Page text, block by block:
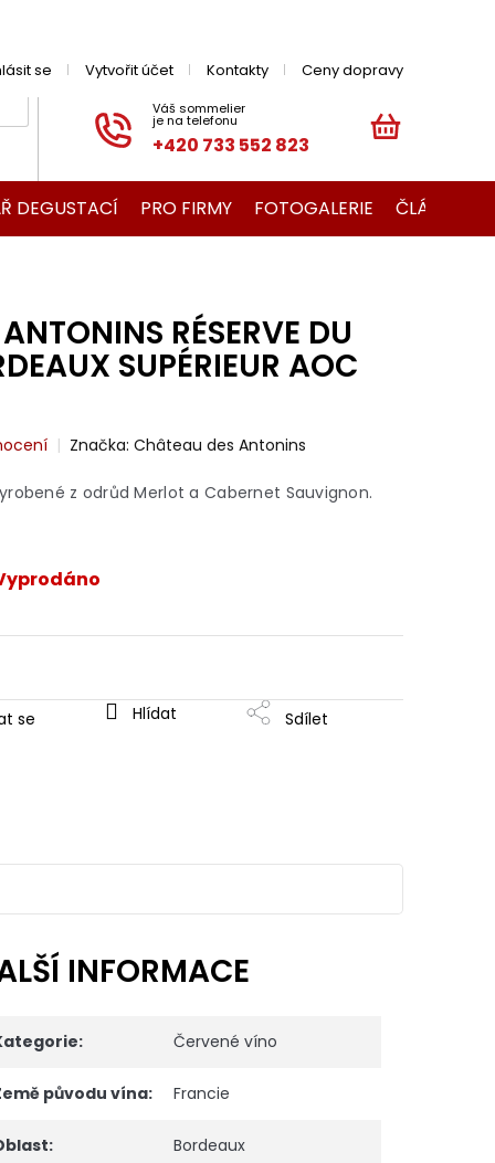
+420 733 552 823
se Vytvořit účet Kontakty Ceny dopravy
KOŠÍK
DEGUSTACÍ PRO FIRMY FOTOGALERIE ČLÁNKY O
RÉSERVE DU
SUPÉRIEUR AOC
Značka: Château des Antonins
z odrůd Merlot a Cabernet Sauvignon.
se Hlídat Sdílet
INFORMACE
: Červené víno
původu vína: Francie
:
Bordeaux